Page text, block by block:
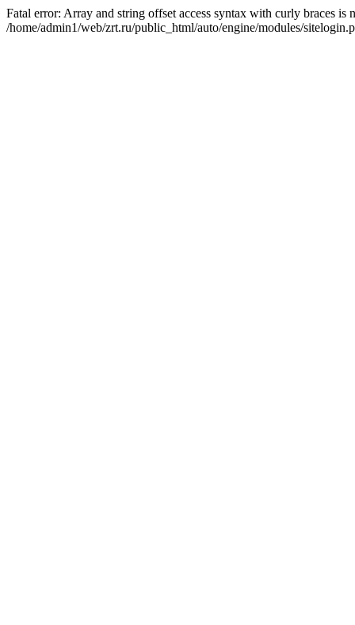
Fatal error: Array and string offset access syntax with curly braces is
/home/admin1/web/zrt.ru/public_html/auto/engine/modules/